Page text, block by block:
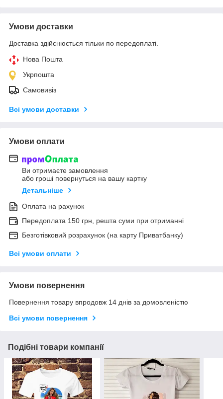
Умови доставки
Доставка здійснюється тільки по передоплаті.
Нова Пошта
Укрпошта
Самовивіз
Всі умови доставки
Умови оплати
Ви отримаєте замовлення
або гроші повернуться на вашу картку
Детальніше
Оплата на рахунок
Передоплата 150 грн, решта суми при отриманні
Безготівковий розрахунок (на карту Приватбанку)
Всі умови оплати
Умови повернення
Повернення товару впродовж 14 днів за домовленістю
Всі умови повернення
Подібні товари компанії